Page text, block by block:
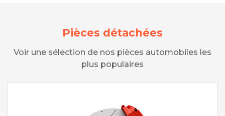
Pièces détachées
Voir une sélection de nos pièces automobiles les
plus populaires